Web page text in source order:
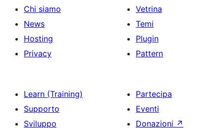
Chi siamo
News
Hosting
Privacy
Vetrina
Temi
Plugin
Pattern
Learn (Training)
Supporto
Sviluppo
Partecipa
Eventi
Donazioni ↗